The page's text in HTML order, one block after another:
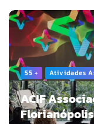
55 + Atividades
ACIF
Florianópolis